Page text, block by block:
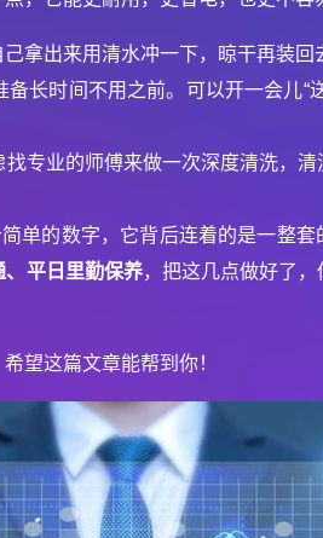
己拿出来用清水冲一下，晾干再装回
长时间不用之前。可以开一会儿“
找专业的师傅来做一次深度清洗，
单的数字，它背后连着的是一整套
、平日里勤保养，把这几点做好了
望这篇文章能帮到你！